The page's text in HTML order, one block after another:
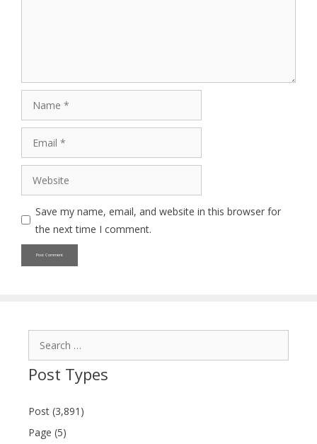
Website
Save my name, email, and website in this browser for
the next time I comment.
Post Types
Post (3,891)
Page (5)